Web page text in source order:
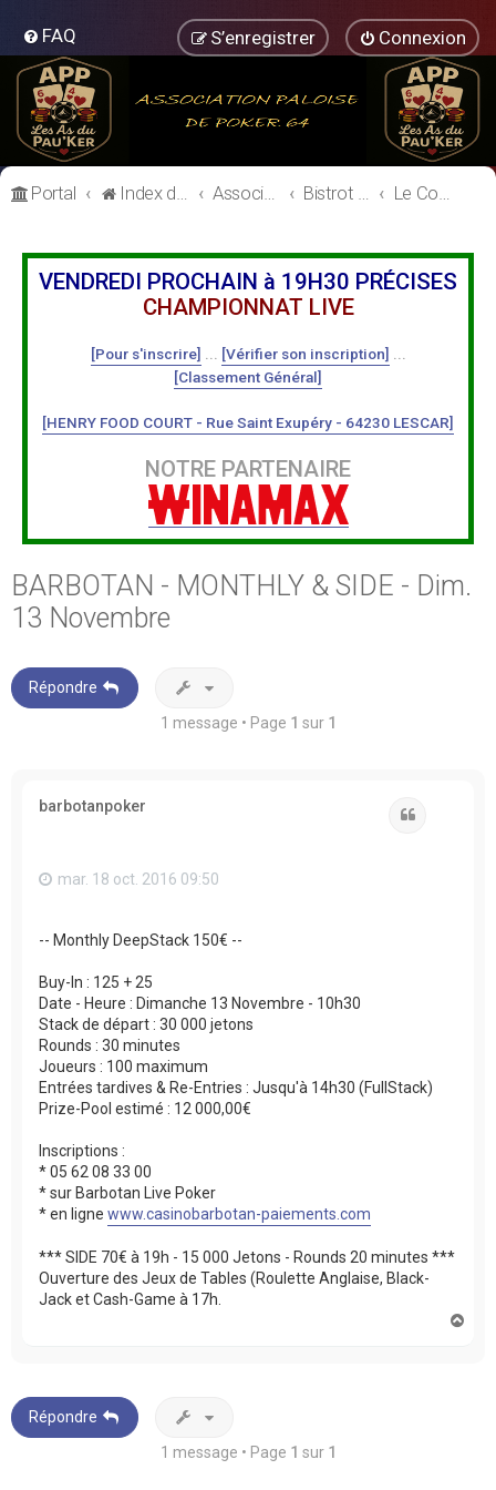
FAQ Connexion
S’enregistrer
Portal Index du forum Association Paloise de Poker Bistrot de l'Association Paloise de Poker Le Comptoir
VENDREDI PROCHAIN à 19H30 PRÉCISES
CHAMPIONNAT LIVE
[Pour s'inscrire] [Vérifier son inscription]
[Classement Général]
[HENRY FOOD COURT - Rue Saint Exupéry - 64230 LESCAR]
NOTRE PARTENAIRE
BARBOTAN - MONTHLY & SIDE - Dim.
13 Novembre
Répondre
1 message • Page 1 sur 1
barbotanpoker
mar. 18 oct. 2016 09:50
-- Monthly DeepStack 150€ --
Buy-In : 125 + 25
Date - Heure : Dimanche 13 Novembre - 10h30
Stack de départ : 30 000 jetons
Rounds : 30 minutes
Joueurs : 100 maximum
Entrées tardives & Re-Entries : Jusqu'à 14h30 (FullStack)
Prize-Pool estimé : 12 000,00€
Inscriptions :
* 05 62 08 33 00
* sur Barbotan Live Poker
* en ligne www.casinobarbotan-paiements.com
*** SIDE 70€ à 19h - 15 000 Jetons - Rounds 20 minutes ***
Ouverture des Jeux de Tables (Roulette Anglaise, Black-
Jack et Cash-Game à 17h.
Répondre
1 message • Page 1 sur 1